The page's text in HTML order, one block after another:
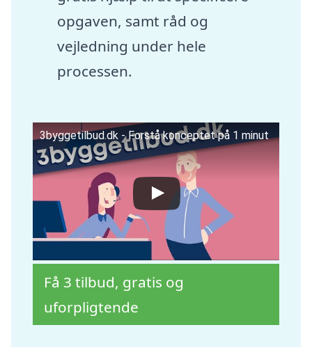
opgaven, samt råd og
vejledning under hele
processen.
3byggetilbud.dk - Forstå konceptet på 1 minut
Få 3 tilbud, gratis og
uforpligtende